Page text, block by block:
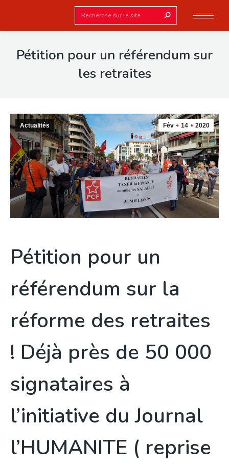
Search:
Pétition pour un référendum sur
les retraites
Fév 14 2020
Actualités
Pétition pour un
référendum sur la
réforme des retraites
! Déjà près de 50 000
signataires à
l’initiative du Journal
l’HUMANITE ( reprise